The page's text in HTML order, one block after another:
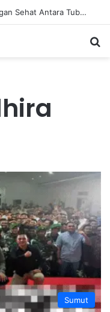
Diet Fleksibel Membangun Hubungan Sehat Antara Tubuh dan Makanan Sehari-hari
Sumut